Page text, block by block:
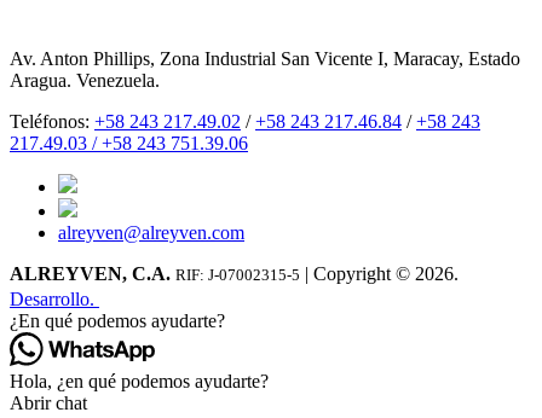
Av. Anton Phillips, Zona Industrial San Vicente I, Maracay, Estado
Aragua. Venezuela.
Teléfonos: +58 243 217.49.02 /+58 243 217.46.84 /+58 243
217.49.03 /+58 243 751.39.06
alreyven@alreyven.com
ALREYVEN, C.A. RIF: J-07002315-5
| Copyright © 2026.
Desarrollo.
¿En qué podemos ayudarte?
Hola, ¿en qué podemos ayudarte?
Abrir chat